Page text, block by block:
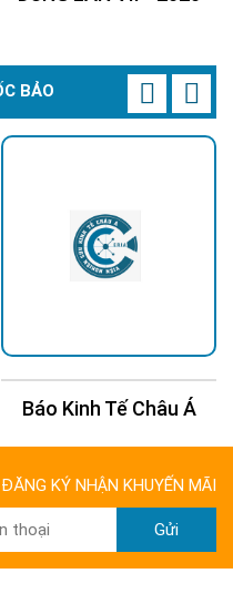
BẢO
Báo 24H
ĐĂNG KÝ NHẬN KHUYẾN MÃI
Gửi